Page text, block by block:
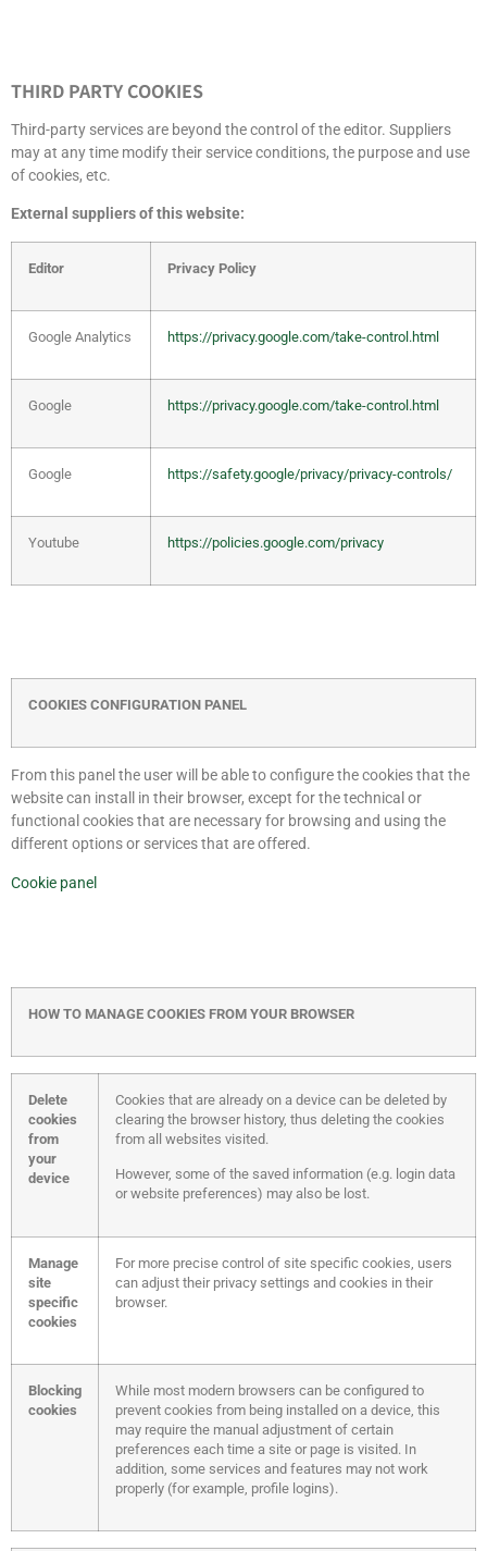
THIRD PARTY COOKIES
Third-party services are beyond the control of the editor. Suppliers
may at any time modify their service conditions, the purpose and use
of cookies, etc.
External suppliers of this website:
Editor Privacy Policy
Google Analytics https://privacy.google.com/take-control.html
Google https://privacy.google.com/take-control.html
Google https://safety.google/privacy/privacy-controls/
Youtube https://policies.google.com/privacy
COOKIES CONFIGURATION PANEL
From this panel the user will be able to configure the cookies that the
website can install in their browser, except for the technical or
functional cookies that are necessary for browsing and using the
different options or services that are offered.
Cookie panel
HOW TO MANAGE COOKIES FROM YOUR BROWSER
Delete
cookies
from
your
device
Cookies that are already on a device can be deleted by
clearing the browser history, thus deleting the cookies
from all websites visited.
However, some of the saved information (e.g. login data
or website preferences) may also be lost.
Manage
site
specific
cookies
For more precise control of site specific cookies, users
can adjust their privacy settings and cookies in their
browser.
Blocking
cookies
While most modern browsers can be configured to
prevent cookies from being installed on a device, this
may require the manual adjustment of certain
preferences each time a site or page is visited. In
addition, some services and features may not work
properly (for example, profile logins).